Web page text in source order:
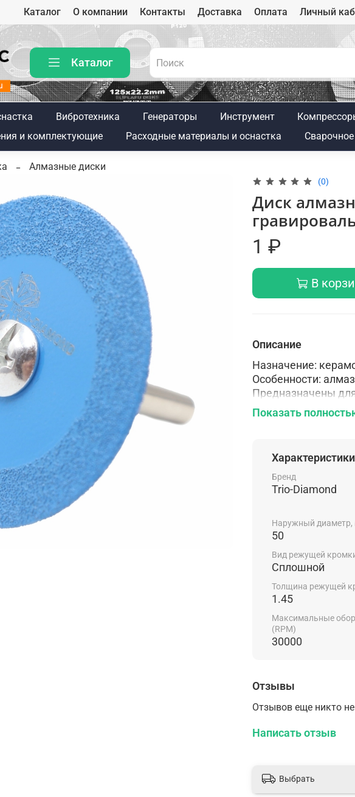
Каталог О компании Контакты Доставка Оплата Личный
Каталог
Вибротехника Генераторы Инструмент
и комплектующие
Расходные материалы и оснастка
Алмазные диски
(0)
Диск
1 ₽
В
Описание
Назначение:
Особенности:
Предназначены
производства:
Показать
Характеристики
Бренд
Trio-Diamond
Наружный
50
Вид режущей
Сплошной
Толщина режущей
1.45
Максимальные
(RPM)
30000
Отзывы
Отзывов еще никто
Написать отзыв
Выбрать